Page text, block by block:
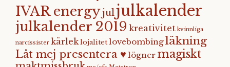
IVAR energyjuljulkalender
julkalender 2019 kreativitet kvinnliga
narcissister kärlek lojalitet lovebombingläkning
Låt mej presentera ♥ lögner magiskt